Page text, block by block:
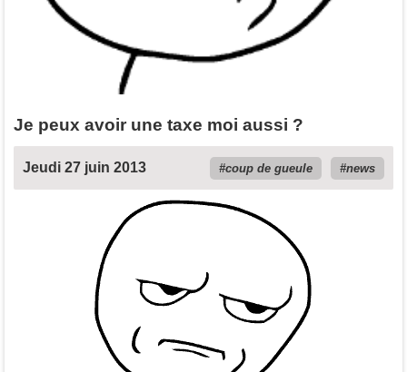
Je peux avoir une taxe moi aussi ?
Jeudi 27 juin 2013 coup de gueule news